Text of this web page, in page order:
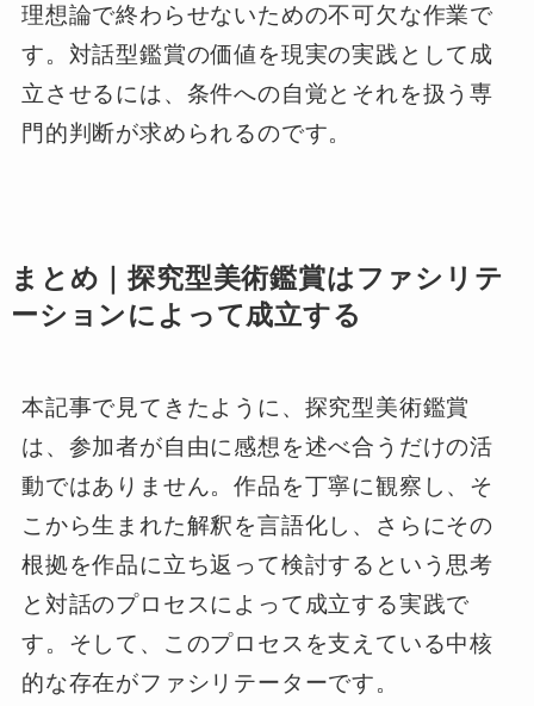
理想論で終わらせないための不可欠な作業で
す。対話型鑑賞の価値を現実の実践として成
立させるには、条件への自覚とそれを扱う専
門的判断が求められるのです。
まとめ｜探究型美術鑑賞はファシリテ
ーションによって成立する
本記事で見てきたように、探究型美術鑑賞
は、参加者が自由に感想を述べ合うだけの活
動ではありません。作品を丁寧に観察し、そ
こから生まれた解釈を言語化し、さらにその
根拠を作品に立ち返って検討するという思考
と対話のプロセスによって成立する実践で
す。そして、このプロセスを支えている中核
的な存在がファシリテーターです。